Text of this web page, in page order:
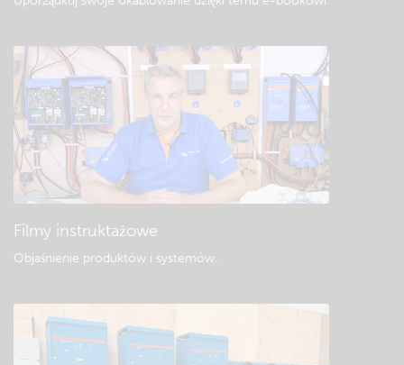
Filmy instruktażowe
Objaśnienie produktów i systemów.